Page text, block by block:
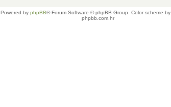
Powered by phpBB® Forum Software © phpBB Group. Color scheme by
phpbb.com.hr